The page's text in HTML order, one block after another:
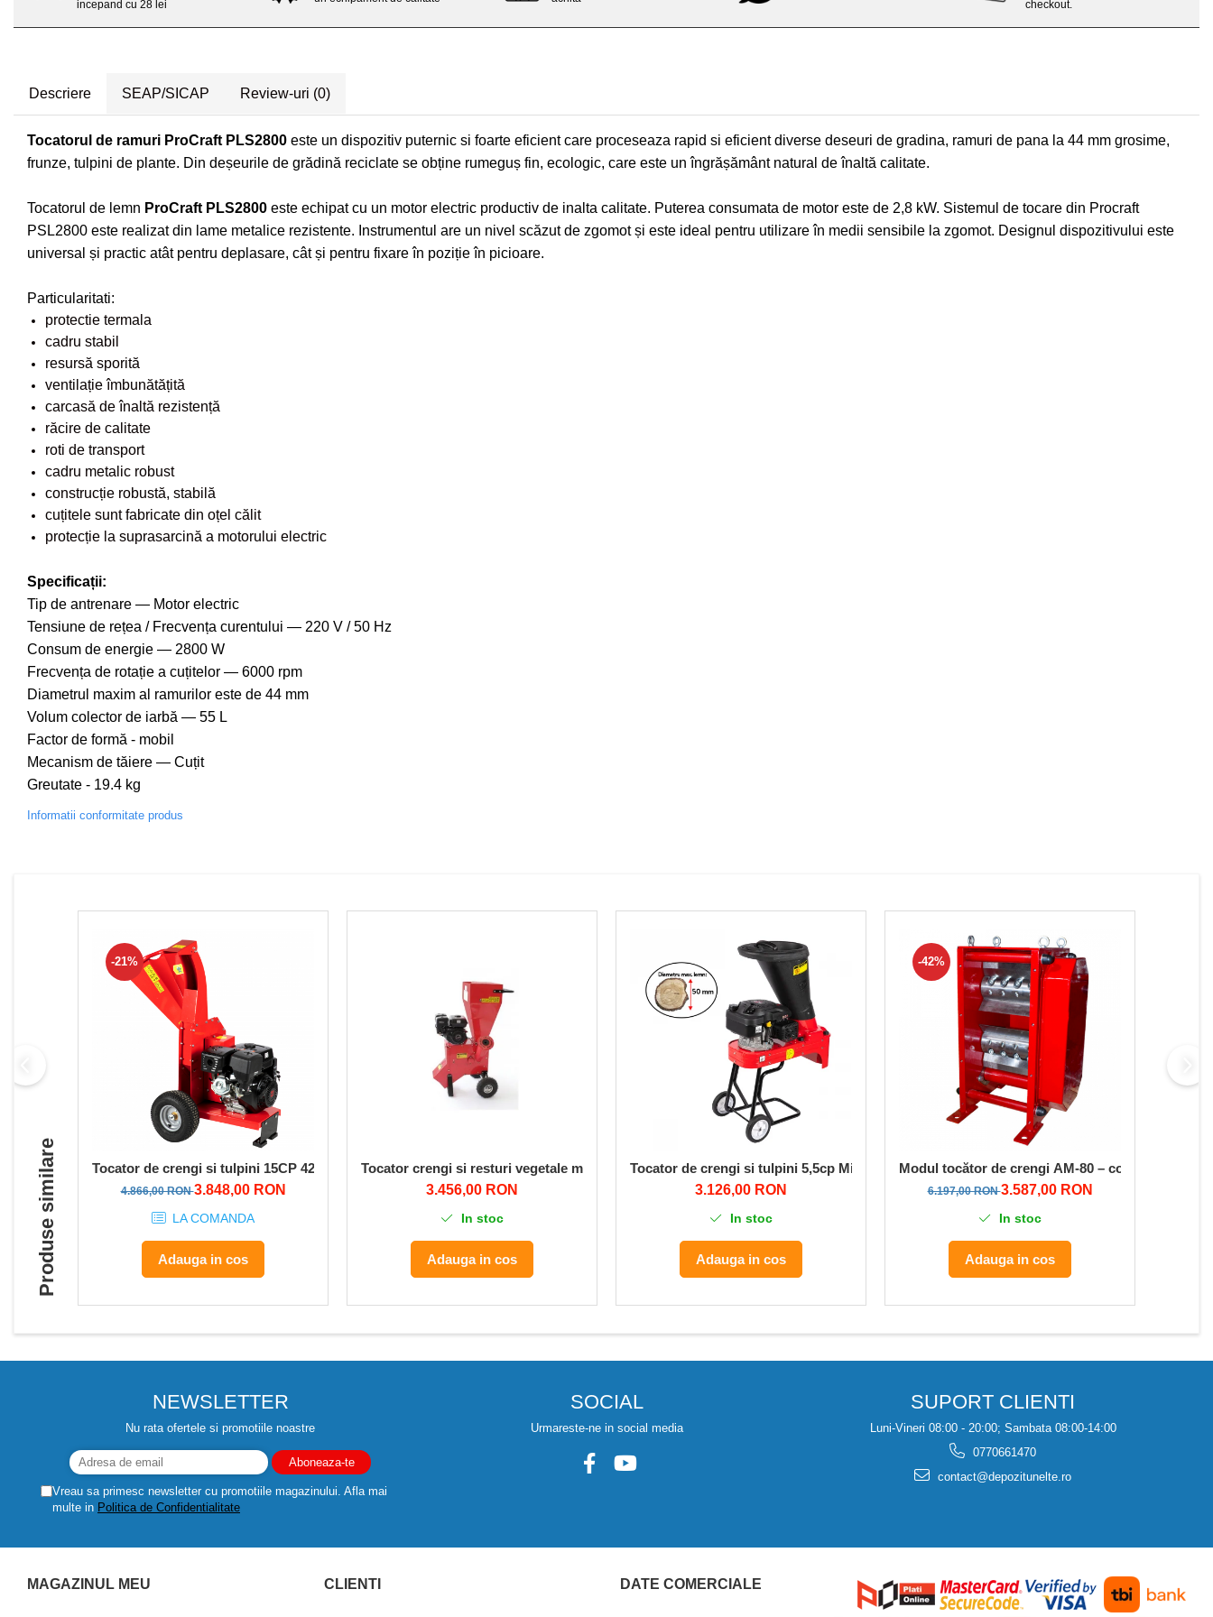
Semanatori
Batoze porumb
Bricolaj
Casa si Gradina
Echipamente pentru atelier
Grill-uri si gratare
Lopeti pentru zapada
Accesorii drujbe
Drujbe cu acumulator
Drujbe electrice
Drujbe pe benzina
Echipamente ferma
Freze pentru zapada
Instalatii sanitare
Chiuvete
Intretinere
Masini de maturat si accesorii
Masini de tuns iarba
Motocoase
Accesorii motocositoare
Accesorii pentru masini de tuns
gazon
Masini de tuns iarba/gazon
Tractorase pentru gazon
Mobilier pentru gradina
Pompe de apa de suprafata
Pompe recirculare
Sisteme de irigat si stropit
Accesorii pentru ATV
Biciclete
Scuter
Tocatoare resturi vegetale
Despicatoare de lemne
Granulatoare de furaje
Tocatoare de furaje
Echipamente electrice
Capsatoare electrice
Diverse scule de mana
Scripeti si macarale
Telemetre Digitale
Topoare
Aparate de sudura
Accesorii aparate sudura
Aparate de sudura cu plasma
Invertoare sudura - IGBT / MMA
Aspiratoare
Accesorii auto
Compresoare aer
Echipamente industriale de
Echipamente pentru protectia
muncii
Generatoare
Pistoale de lipit
incepand cu 28 lei
checkout.
Descriere SEAP/SICAP Review-uri (0)
Tocatorul de ramuri ProСraft PLS2800 este un dispozitiv puternic si foarte eficient care proceseaza rapid si eficient diverse deseuri de gradina, ramuri de pana la 44 mm grosime,
frunze, tulpini de plante. Din deșeurile de grădină reciclate se obține rumeguș fin, ecologic, care este un îngrășământ natural de înaltă calitate.
Tocatorul de lemn ProСraft PLS2800 este echipat cu un motor electric productiv de inalta calitate. Puterea consumata de motor este de 2,8 kW. Sistemul de tocare din Procraft
PSL2800 este realizat din lame metalice rezistente. Instrumentul are un nivel scăzut de zgomot și este ideal pentru utilizare în medii sensibile la zgomot. Designul dispozitivului este
universal și practic atât pentru deplasare, cât și pentru fixare în poziție în picioare.
Particularitati:
protectie termala
cadru stabil
resursă sporită
ventilație îmbunătățită
carcasă de înaltă rezistență
răcire de calitate
roti de transport
cadru metalic robust
construcție robustă, stabilă
cuțitele sunt fabricate din oțel călit
protecție la suprasarcină a motorului electric
Specificații:
Tip de antrenare ― Motor electric
Tensiune de rețea / Frecvența curentului ― 220 V / 50 Hz
Consum de energie ― 2800 W
Frecvența de rotație a cuțitelor ― 6000 rpm
Diametrul maxim al ramurilor este de 44 mm
Volum colector de iarbă ― 55 L
Factor de formă - mobil
Mecanism de tăiere ― Cuțit
Greutate - 19.4 kg
Informatii conformitate produs
Produse similare
-21%
Tocator de crengi si tulpini 15CP 420CC ORIZONTAL
4.866,00 RON3.848,00 RON
LA COMANDA
Adauga in cos
Tocator crengi si resturi vegetale motor 6.5 HP 4T benzina, GF-0089
3.456,00 RON
In stoc
Adauga in cos
Tocator de crengi si tulpini 5,5cp Micul Fermier GF-0089
3.126,00 RON
In stoc
Adauga in cos
-42%
Modul tocător de crengi AM-80 – compatibil cu
6.197,00 RON3.587,00 RON
In stoc
Adauga in cos
NEWSLETTER
Nu rata ofertele si promotiile noastre
Vreau sa primesc newsletter cu promotiile magazinului. Afla mai
multe in Politica de Confidentialitate
SOCIAL
Urmareste-ne in social media
SUPORT CLIENTI
Luni-Vineri 08:00 - 20:00; Sambata 08:00-14:00
0770661470
contact@depozitunelte.ro
MAGAZINUL MEU CLIENTI DATE COMERCIALE